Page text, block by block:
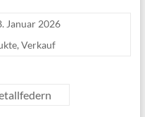
Januar 2026
, Verkauf